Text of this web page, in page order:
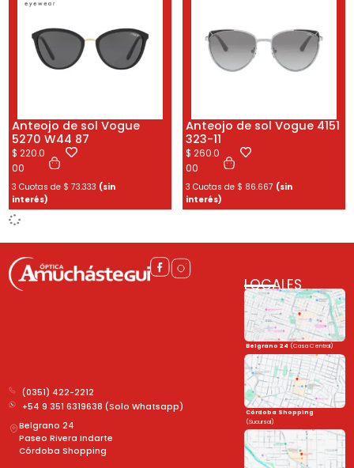
Anteojo de sol Vogue
5270 W44 87
$ 220.0
00
3 Cuotas de $ 73.333 (sin
interés)
Anteojo de sol Vogue 4151
323-11
$ 260.0
00
3 Cuotas de $ 86.667 (sin
interés)
(0351) 422-2212
+54 9 351 6319638 (Solo Whatsapp)
Belgrano 24
Paseo Rivera Indarte
Córdoba Shopping
LOCALES
Belgrano 24 (Casa Central)
Córdoba Shopping
(Sucursal)